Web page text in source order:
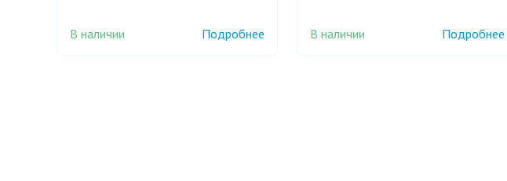
В наличии Подробнее В наличии Подробнее